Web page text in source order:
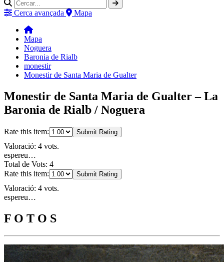
Cerca avançada Mapa
Mapa
Noguera
Baronia de Rialb
monestir
Monestir de Santa Maria de Gualter
Monestir de Santa Maria de Gualter – La
Baronia de Rialb / Noguera
Rate this item: Submit Rating
Valoració: 4 vots.
espereu…
Total de Vots: 4
Rate this item:
Submit Rating
Valoració: 4 vots.
espereu…
F O T O S